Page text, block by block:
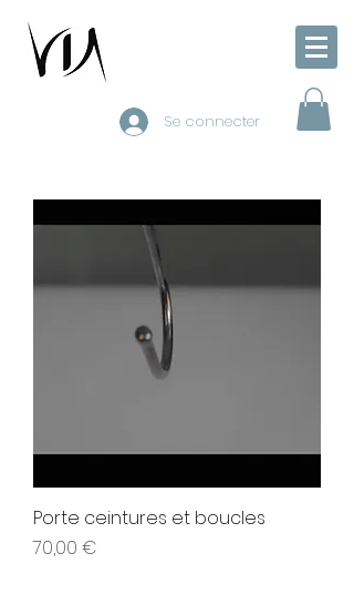
Se connecter
Porte ceintures et boucles
Prix
70,00 €